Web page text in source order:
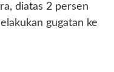
diatas 2 persen
gugatan ke